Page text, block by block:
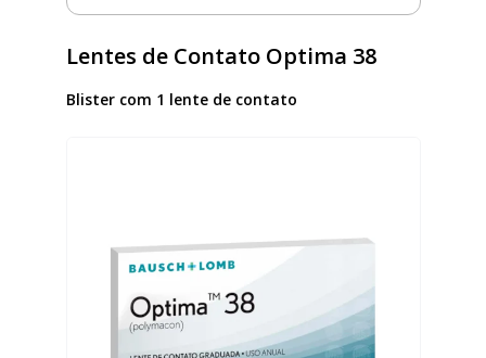
Lentes de Contato Optima 38
Blister com 1 lente de contato